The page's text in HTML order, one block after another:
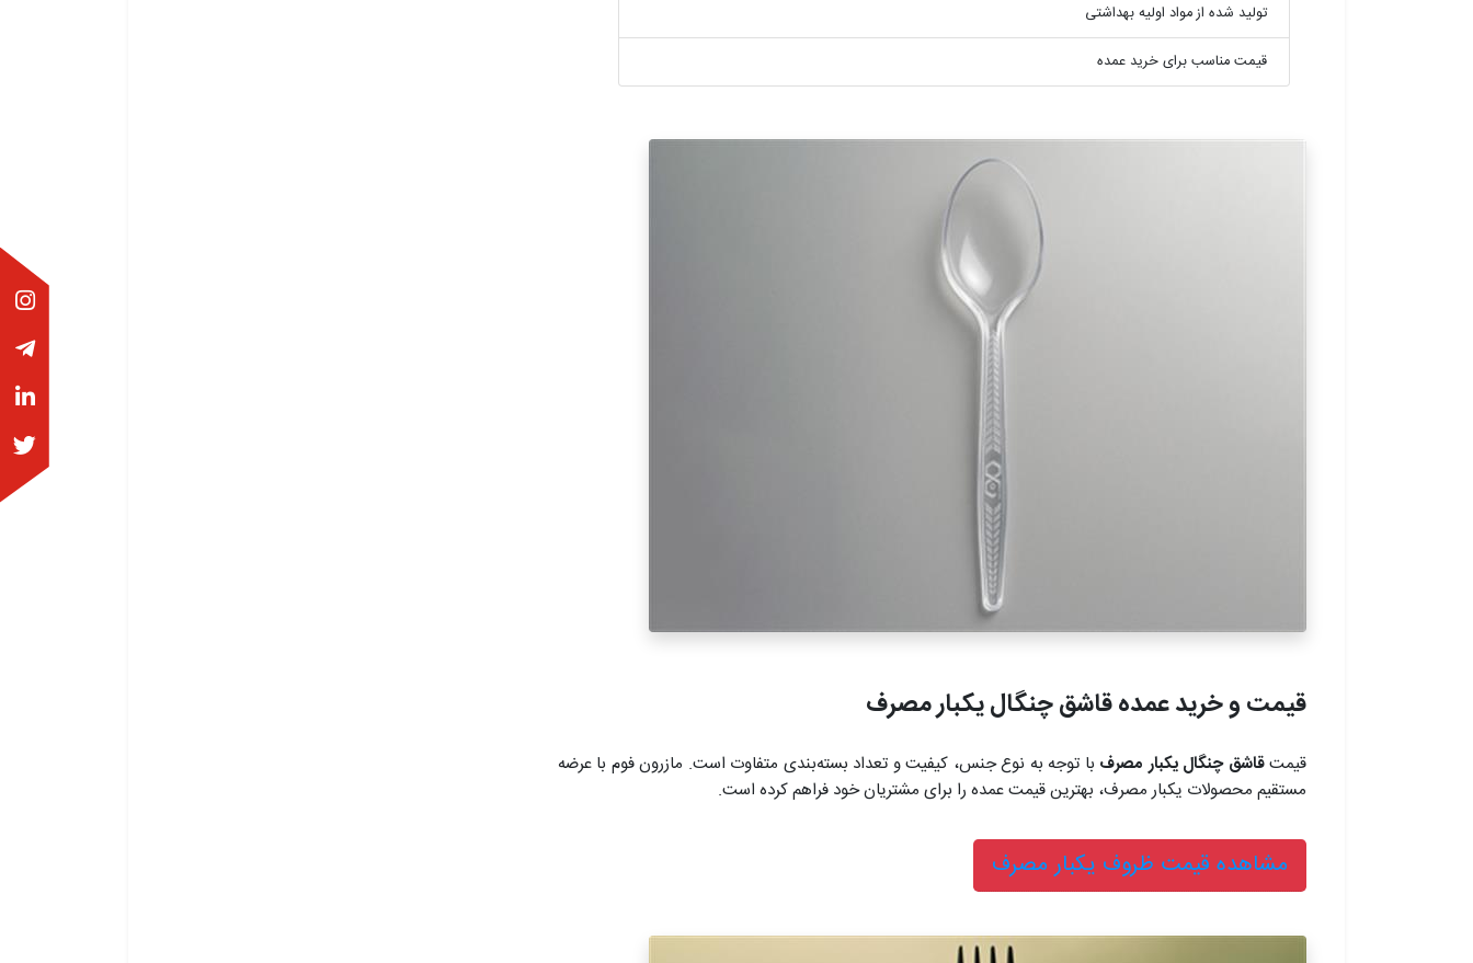
تولید شده از مواد اولیه بهداشتی
قیمت مناسب برای خرید عمده
قیمت و خرید عمده قاشق چنگال یکبار مصرف
قیمتقاشق چنگال یکبار مصرف با توجه به نوع جنس، کیفیت و تعداد بسته‌بندی متفاوت است. مازرون فوم با عرضه
مستقیم محصولات یکبار مصرف، بهترین قیمت عمده را برای مشتریان خود فراهم کرده است.
مشاهده قیمت ظروف یکبار مصرف